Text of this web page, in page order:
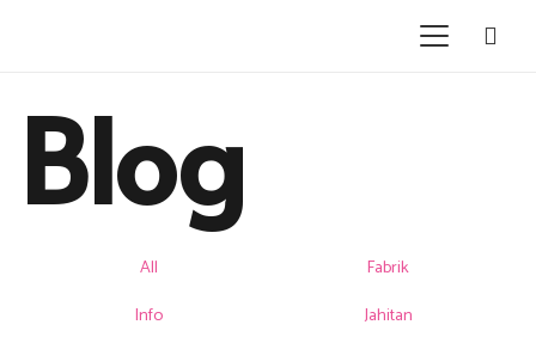
Blog
All
Fabrik
Info
Jahitan